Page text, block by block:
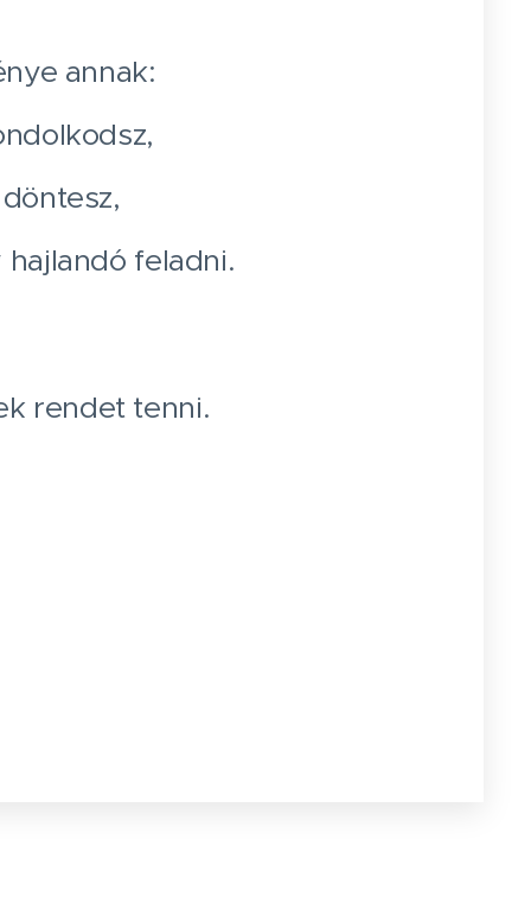
annak:
hajlandó feladni.
rendet tenni.